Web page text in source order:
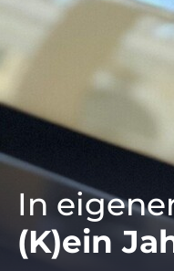
In
(K)ein